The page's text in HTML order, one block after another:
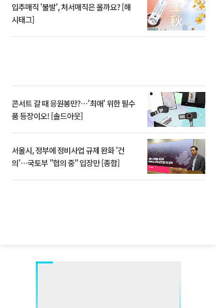
입추매직 '불발', 처서매직은 올까요? [해
시태그]
콘서트 갈 때 응원봉만?⋯'최애' 위한 필수
품 등장이오! [솔드아웃]
서울시, 정부에 정비사업 규제 완화 '건
의'⋯국토부 "협의 중" 입장만 [종합]